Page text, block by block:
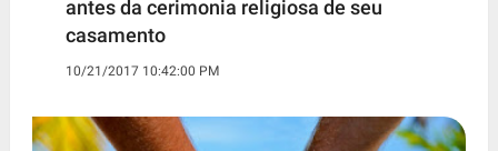
antes da cerimonia religiosa de seu
casamento
10/21/2017 10:42:00 PM